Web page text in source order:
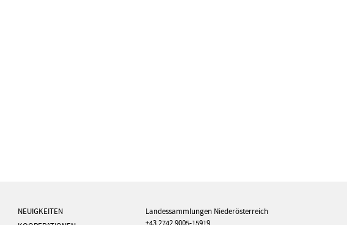
NEUIGKEITEN
Landessammlungen Niederösterreich